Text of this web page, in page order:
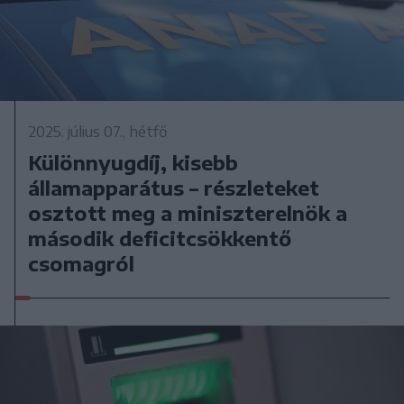
2025. július 07., hétfő
Különnyugdíj, kisebb
államapparátus – részleteket
osztott meg a miniszterelnök a
második deficitcsökkentő
csomagról